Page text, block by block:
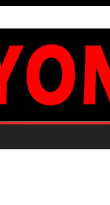
club